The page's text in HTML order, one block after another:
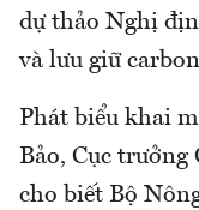
dự thảo Nghị
và lưu giữ
Phát biểu khai
Bảo, Cục trưởng
cho biết Bộ